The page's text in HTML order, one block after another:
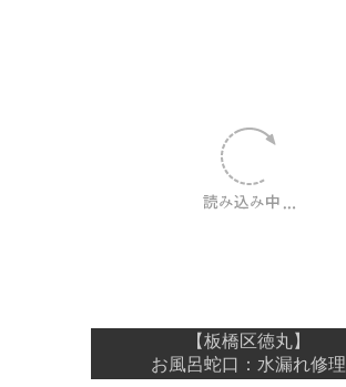
【板橋区徳丸】
お風呂蛇口：水漏れ修理